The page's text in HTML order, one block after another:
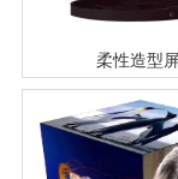
柔性造型